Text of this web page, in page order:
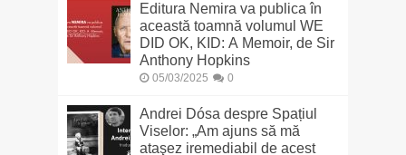
Editura Nemira va publica în
această toamnă volumul WE
DID OK, KID: A Memoir, de Sir
Anthony Hopkins
05/03/2025 0
Andrei Dósa despre Spațiul
Viselor: „Am ajuns să mă
ataşez iremediabil de acest